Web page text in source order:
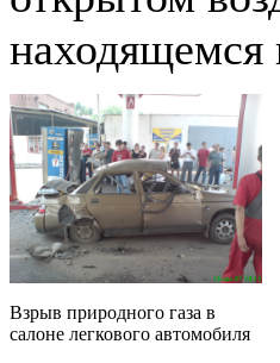
находящемся
Взрыв природного газа в
салоне легкового автомобиля